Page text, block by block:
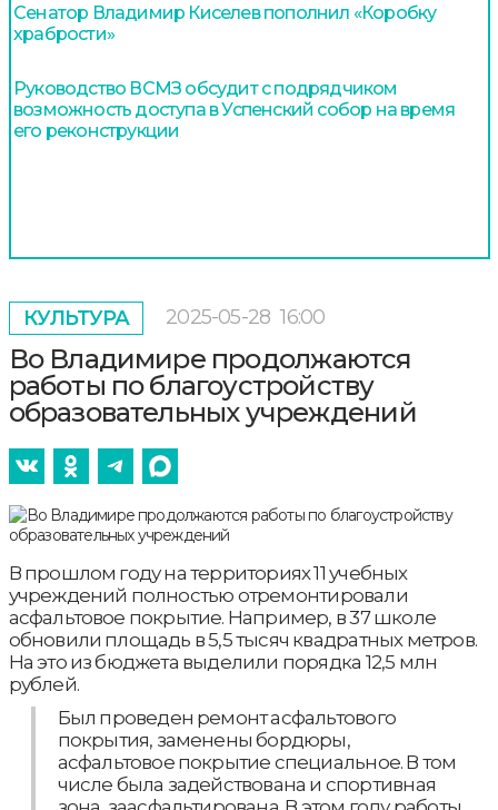
Сенатор Владимир Киселев пополнил «Коробку
храбрости»
Руководство ВСМЗ обсудит с подрядчиком
возможность доступа в Успенский собор на время
его реконструкции
КУЛЬТУРА 2025-05-28 16:00
Во Владимире продолжаются
работы по благоустройству
образовательных учреждений
В прошлом году на территориях 11 учебных
учреждений полностью отремонтировали
асфальтовое покрытие. Например, в 37 школе
обновили площадь в 5,5 тысяч квадратных метров.
На это из бюджета выделили порядка 12,5 млн
рублей.
Был проведен ремонт асфальтового
покрытия, заменены бордюры,
асфальтовое покрытие специальное. В том
числе была задействована и спортивная